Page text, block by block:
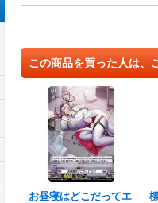
この商品を買った人は、
お昼寝はどこだってエ